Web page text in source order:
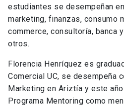
estudiantes se desempeñan
marketing, finanzas, consumo
commerce, consultoría, banca
otros.
Florencia Henríquez es
Comercial UC, se desempeña
Marketing en Ariztía y este año
Programa Mentoring como